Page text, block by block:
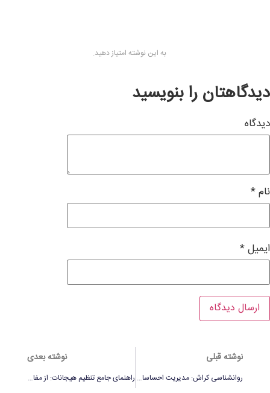
به این نوشته امتیاز دهید.
دیدگاهتان را بنویسید
دیدگاه
نام*
ایمیل*
نوشته قبلی
روانشناسی کراش: مدیریت احساسات در دلبستگی یک‌طرفه
نوشته بعدی
راهنمای جامع تنظیم هیجانات: از مفاهیم تا تمرین‌های عملی